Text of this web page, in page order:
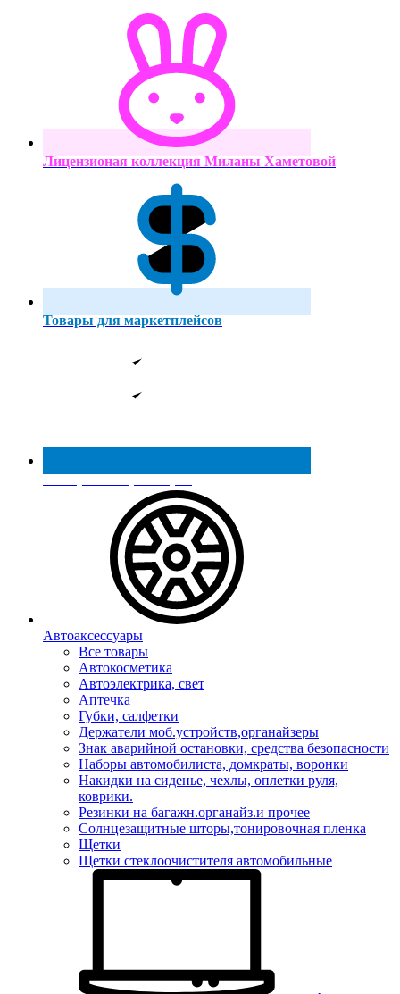
Лицензионая коллекция Миланы Хаметовой
Товары для маркетплейсов
Реестр МинПромТорга
Автоаксессуары
Все товары
Автокосметика
Автоэлектрика, свет
Аптечка
Губки, салфетки
Держатели моб.устройств,органайзеры
Знак аварийной остановки, средства безопасности
Наборы автомобилиста, домкраты, воронки
Накидки на сиденье, чехлы, оплетки руля,
коврики.
Резинки на багажн.органайз.и прочее
Солнцезащитные шторы,тонировочная пленка
Щетки
Щетки стеклоочистителя автомобильные